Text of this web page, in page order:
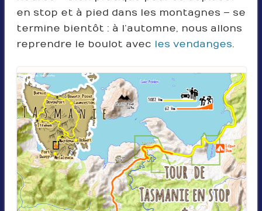
en stop et à pied dans les montagnes – se
termine bientôt : à l’automne, nous allons
reprendre le boulot avec les vendanges.